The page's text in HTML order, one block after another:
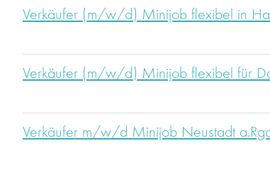
Verkäufer (m/w/d) Minijob flexibel in
Verkäufer (m/w/d) Minijob flexibel für
Verkäufer m/w/d Minijob Neustadt